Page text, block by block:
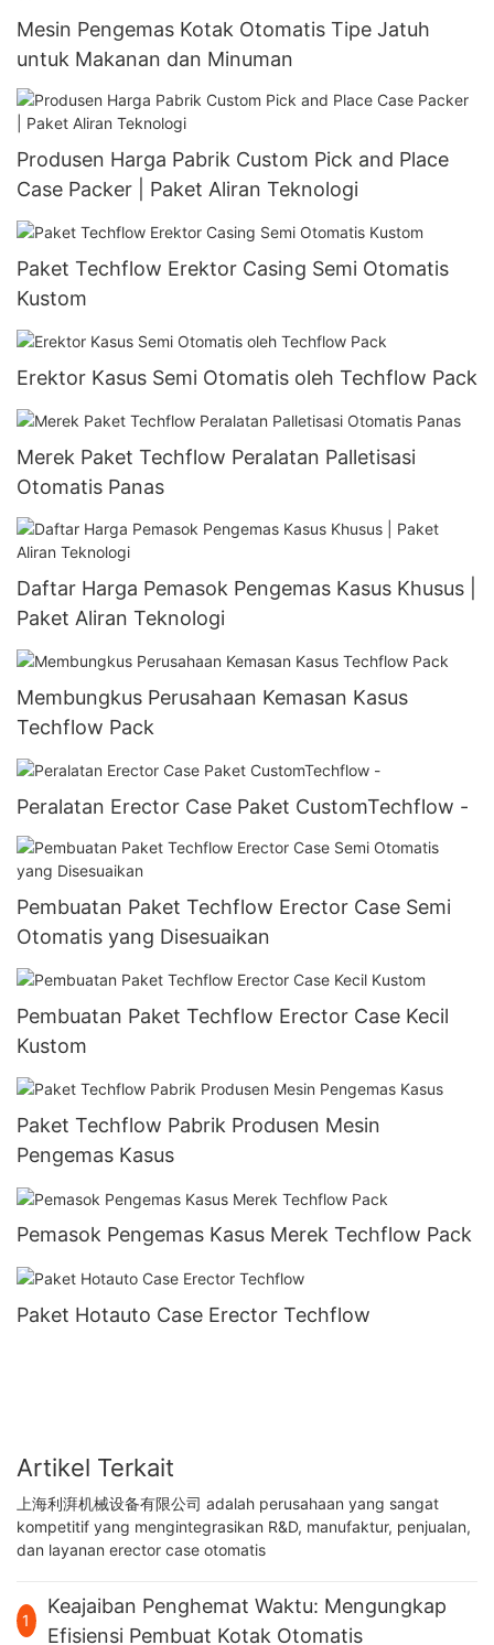
Mesin Pengemas Kotak Otomatis Tipe Jatuh
untuk Makanan dan Minuman
Produsen Harga Pabrik Custom Pick and Place
Case Packer | Paket Aliran Teknologi
Paket Techflow Erektor Casing Semi Otomatis
Kustom
Erektor Kasus Semi Otomatis oleh Techflow Pack
Merek Paket Techflow Peralatan Palletisasi
Otomatis Panas
Daftar Harga Pemasok Pengemas Kasus Khusus |
Paket Aliran Teknologi
Membungkus Perusahaan Kemasan Kasus
Techflow Pack
Peralatan Erector Case Paket CustomTechflow -
Pembuatan Paket Techflow Erector Case Semi
Otomatis yang Disesuaikan
Pembuatan Paket Techflow Erector Case Kecil
Kustom
Paket Techflow Pabrik Produsen Mesin
Pengemas Kasus
Pemasok Pengemas Kasus Merek Techflow Pack
Paket Hotauto Case Erector Techflow
Artikel Terkait
上海利湃机械设备有限公司 adalah perusahaan yang sangat
kompetitif yang mengintegrasikan R&D, manufaktur, penjualan,
dan layanan erector case otomatis
1
Keajaiban Penghemat Waktu: Mengungkap
Efisiensi Pembuat Kotak Otomatis